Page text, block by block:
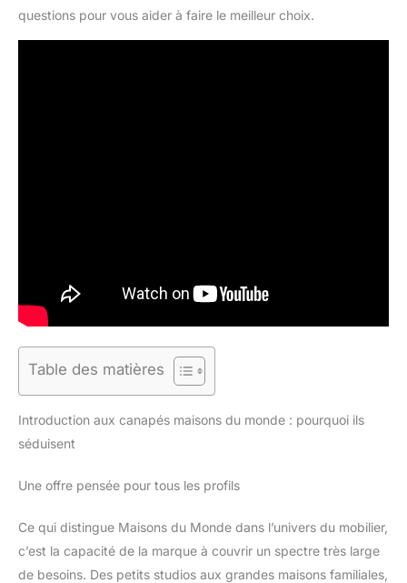
questions pour vous aider à faire le meilleur choix.
Table des matières
Introduction aux canapés maisons du monde : pourquoi ils
séduisent
Une offre pensée pour tous les profils
Ce qui distingue Maisons du Monde dans l’univers du mobilier,
c’est la capacité de la marque à couvrir un spectre très large
de besoins. Des petits studios aux grandes maisons familiales,